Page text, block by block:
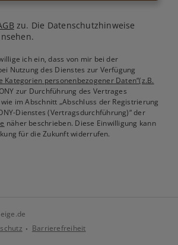
zu. Die Datenschutzhinweise
ich ein, dass von mir bei der
Nutzung des Dienstes zur Verfügung
Kategorien personenbezogener Daten“(z.B.
zur Durchführung des Vertrages
im Abschnitt „Abschluss der Registrierung
Dienstes (Vertragsdurchführung)“ der
näher beschrieben. Diese Einwilligung kann
für die Zukunft widerrufen.
Barrierefreiheit